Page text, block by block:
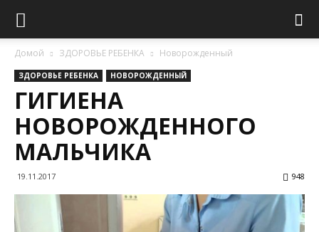
Домой ЗДОРОВЬЕ РЕБЕНКА Новорожденный
ЗДОРОВЬЕ РЕБЕНКА НОВОРОЖДЕННЫЙ
ГИГИЕНА
НОВОРОЖДЕННОГО
МАЛЬЧИКА
19.11.2017 948